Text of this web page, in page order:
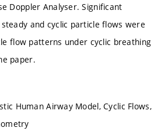
Doppler Analyser. Significant
and cyclic particle flows were
flow patterns under cyclic breathing
paper.
Human Airway Model, Cyclic Flows,